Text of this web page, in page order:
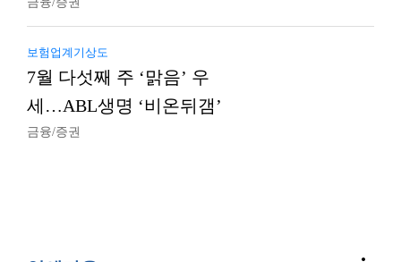
보험업계기상도
7월 다섯째 주 ‘맑음’ 우
세…ABL생명 ‘비온뒤갬’
금융/증권